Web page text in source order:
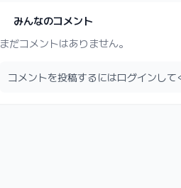
みんなのコメント
まだコメントはありません。
コメントを投稿するにはログインして